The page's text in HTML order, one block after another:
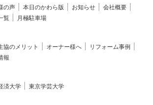
の声 本日のかわら版 お知らせ
会社概要
覧 月極駐車場
協のメリット オーナー様へ
リフォーム事例
報
済大学 東京学芸大学